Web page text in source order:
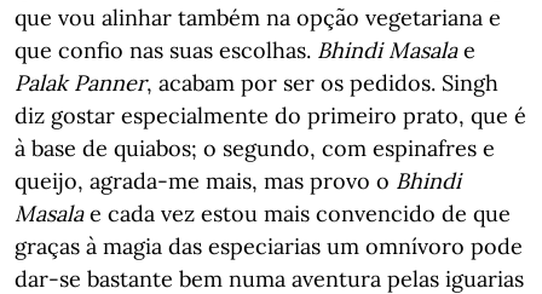
que vou alinhar também na opção vegetariana e
que confio nas suas escolhas. Bhindi Masalae
Palak Panner, acabam por ser os pedidos. Singh
diz gostar especialmente do primeiro prato, que é
à base de quiabos; o segundo, com espinafres e
queijo, agrada-me mais, mas provo o Bhindi
Masalae cada vez estou mais convencido de que
graças à magia das especiarias um omnívoro pode
dar-se bastante bem numa aventura pelas iguarias